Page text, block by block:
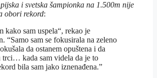
i svetska šampionka na 1.500m nije
obori rekord:
kako sam uspela“, rekao je
“Samo sam se fokusirala na zeleno
da ostanem opuštena i da
trci… kada sam videla da je to
bila sam jako iznenađena.”